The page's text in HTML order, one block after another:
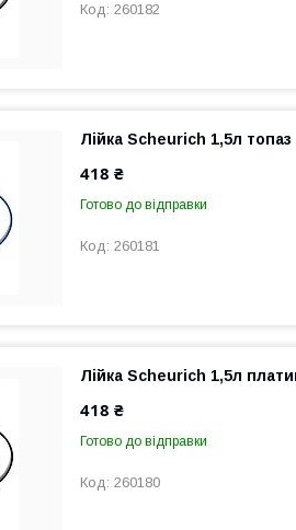
260182
Лійка Scheurich 1,5л топаз
418 ₴
Готово до відправки
260181
Лійка Scheurich 1,5л
418 ₴
Готово до відправки
260180